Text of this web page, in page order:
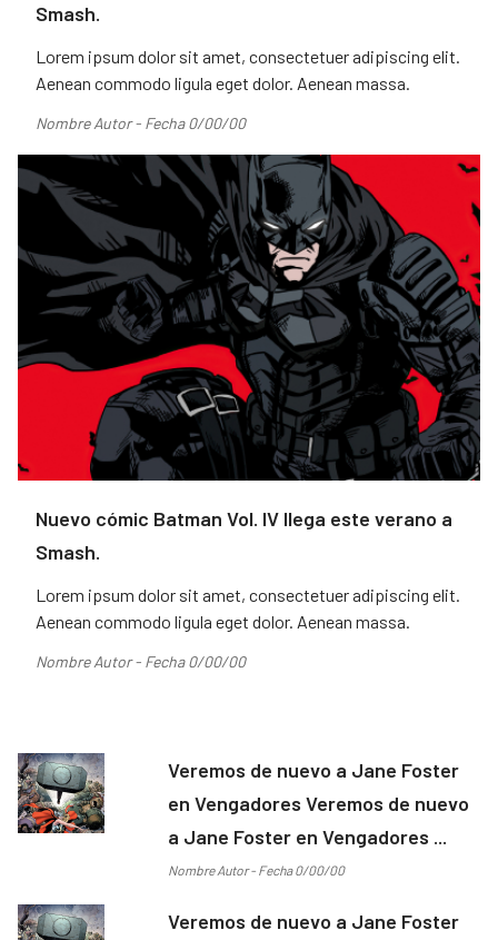
Smash.
Lorem ipsum dolor sit amet, consectetuer adipiscing elit.
Aenean commodo ligula eget dolor. Aenean massa.
Nombre Autor - Fecha 0/00/00
Nuevo cómic Batman Vol. IV llega este verano a
Smash.
Lorem ipsum dolor sit amet, consectetuer adipiscing elit.
Aenean commodo ligula eget dolor. Aenean massa.
Nombre Autor - Fecha 0/00/00
Veremos de nuevo a Jane Foster
en Vengadores Veremos de nuevo
a Jane Foster en Vengadores ...
Nombre Autor - Fecha 0/00/00
Veremos de nuevo a Jane Foster